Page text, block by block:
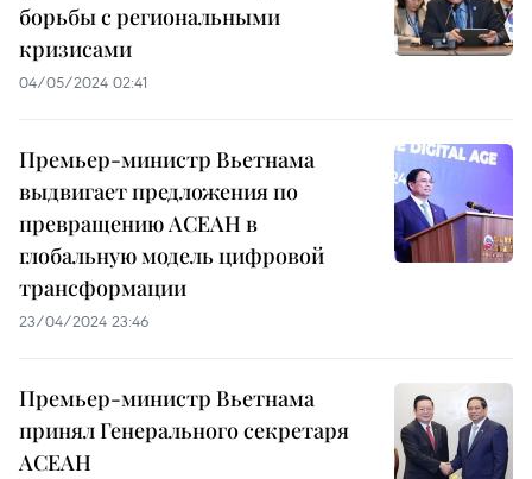
борьбы с региональными
кризисами
04/05/2024 02:41
Премьер-министр Вьетнама
выдвигает предложения по
превращению АСЕАН в
глобальную модель цифровой
трансформации
23/04/2024 23:46
Премьер-министр Вьетнама
принял Генерального секретаря
АСЕАН